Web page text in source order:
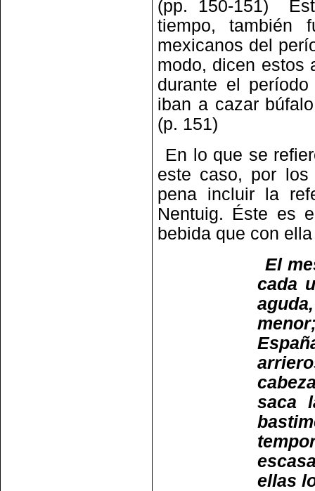
(pp. 150-151)
tiempo, también
mexicanos del
modo, dicen estos
durante el
iban a cazar
(p. 151)
En lo que se
este caso, por
pena incluir la
Nentuig. Éste es
bebida que con
El
cada
saca
ellas